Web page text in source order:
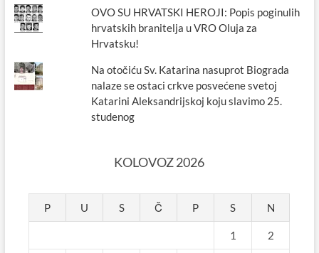
OVO SU HRVATSKI HEROJI: Popis poginulih
hrvatskih branitelja u VRO Oluja za
Hrvatsku!
Na otočiću Sv. Katarina nasuprot Biograda
nalaze se ostaci crkve posvećene svetoj
Katarini Aleksandrijskoj koju slavimo 25.
studenog
KOLOVOZ 2026
P U S Č P S N
1 2